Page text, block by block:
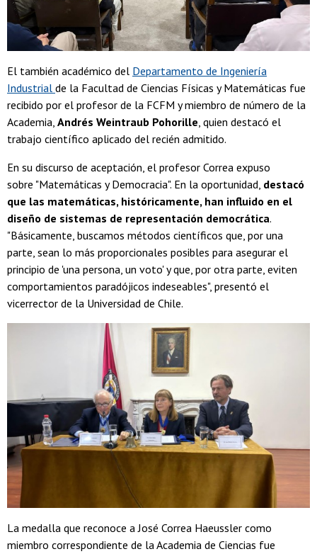
El también académico del Departamento de Ingeniería
Industrial de la Facultad de Ciencias Físicas y Matemáticas fue
recibido por el profesor de la FCFM y miembro de número de la
Academia, Andrés Weintraub Pohorille , quien destacó el
trabajo científico aplicado del recién admitido.
En su discurso de aceptación, el profesor Correa expuso
sobre "Matemáticas y Democracia". En la oportunidad, destacó
que las matemáticas, históricamente, han influido en el
diseño de sistemas de representación democrática.
"Básicamente, buscamos métodos científicos que, por una
parte, sean lo más proporcionales posibles para asegurar el
principio de 'una persona, un voto' y que, por otra parte, eviten
comportamientos paradójicos indeseables", presentó el
vicerrector de la Universidad de Chile.
La medalla que reconoce a José Correa Haeussler como
miembro correspondiente de la Academia de Ciencias fue